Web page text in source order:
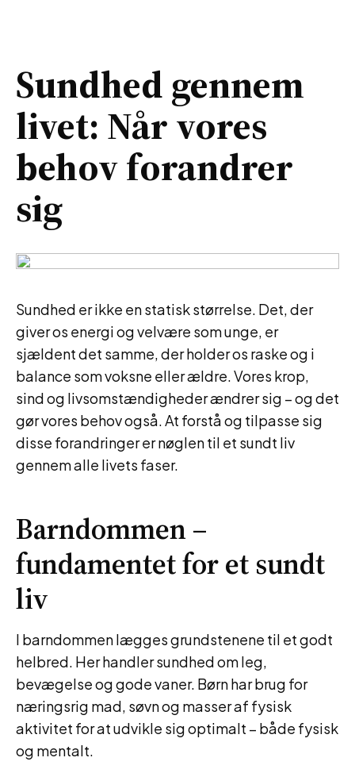
Sundhed gennem
livet: Når vores
behov forandrer
sig
Sundhed er ikke en statisk størrelse. Det, der
giver os energi og velvære som unge, er
sjældent det samme, der holder os raske og i
balance som voksne eller ældre. Vores krop,
sind og livsomstændigheder ændrer sig – og det
gør vores behov også. At forstå og tilpasse sig
disse forandringer er nøglen til et sundt liv
gennem alle livets faser.
Barndommen –
fundamentet for et sundt
liv
I barndommen lægges grundstenene til et godt
helbred. Her handler sundhed om leg,
bevægelse og gode vaner. Børn har brug for
næringsrig mad, søvn og masser af fysisk
aktivitet for at udvikle sig optimalt – både fysisk
og mentalt.